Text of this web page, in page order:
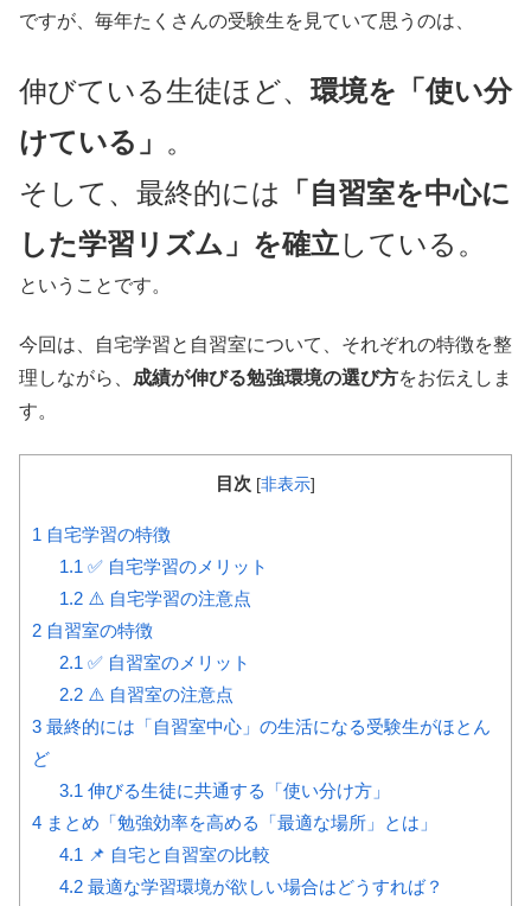
ですが、毎年たくさんの受験生を見ていて思うのは、
伸びている生徒ほど、 環境を「使い分
けている」 。
そして、最終的には
「自習室を中心に
した学習リズム」を確立している。
ということです。
今回は、自宅学習と自習室について、それぞれの特徴を整
理しながら、 成績が伸びる勉強環境の選び方をお伝えしま
す。
目次 [非表示]
1 自宅学習の特徴
1.1 ✅ 自宅学習のメリット
1.2⚠️ 自宅学習の注意点
2 自習室の特徴
2.1 ✅ 自習室のメリット
2.2⚠️ 自習室の注意点
3 最終的には「自習室中心」の生活になる受験生がほとん
ど
3.1 伸びる生徒に共通する「使い分け方」
4 まとめ「勉強効率を高める「最適な場所」とは」
4.1 📌 自宅と自習室の比較
4.2最適な学習環境が欲しい場合はどうすれば？